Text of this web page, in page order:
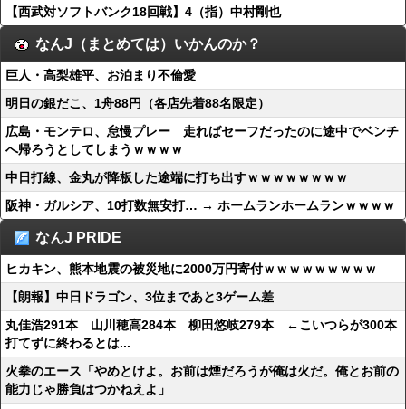
【西武対ソフトバンク18回戦】4（指）中村剛也
なんJ（まとめては）いかんのか？
巨人・高梨雄平、お泊まり不倫愛
明日の銀だこ、1舟88円（各店先着88名限定）
広島・モンテロ、怠慢プレー 走ればセーフだったのに途中でベンチ
へ帰ろうとしてしまうｗｗｗｗ
中日打線、金丸が降板した途端に打ち出すｗｗｗｗｗｗｗｗ
阪神・ガルシア、10打数無安打… → ホームランホームランｗｗｗｗ
なんJ PRIDE
ヒカキン、熊本地震の被災地に2000万円寄付ｗｗｗｗｗｗｗｗｗ
【朗報】中日ドラゴン、3位まであと3ゲーム差
丸佳浩291本 山川穂高284本 柳田悠岐279本 ←こいつらが300本
打てずに終わるとは...
火拳のエース「やめとけよ。お前は煙だろうが俺は火だ。俺とお前の
能力じゃ勝負はつかねえよ」